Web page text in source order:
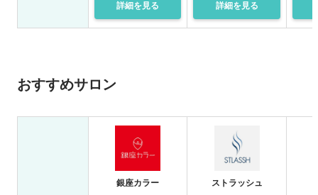
詳細を見る 詳細を見る
おすすめサロン
銀座カラー ストラッシュ